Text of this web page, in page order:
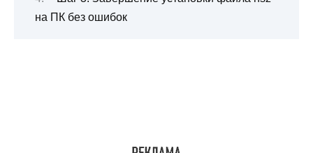
на ПК без ошибок